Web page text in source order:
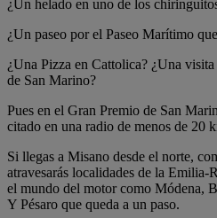
¿Un helado en uno de los
¿Un paseo por el Paseo Marítimo
¿Una Pizza en Cattolica? ¿Una
de San Marino?
Pues en el Gran Premio de San
citado en una radio de menos de 20
Si llegas a Misano desde el norte,
atravesarás localidades de la Emilia-
el mundo del motor como Módena,
Y Pésaro que queda a un paso.